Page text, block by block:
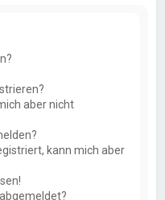
aber nicht
kann mich aber